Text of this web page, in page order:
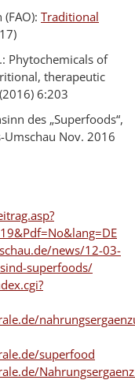
Traditional
Phytochemicals of
therapeutic
6:203
des „Superfoods“,
Umschau Nov. 2016
news/12-03-
superfoods/
superfood